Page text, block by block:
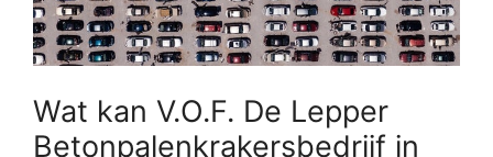
Wat kan V.O.F. De Lepper
Betonpalenkrakersbedrijf in